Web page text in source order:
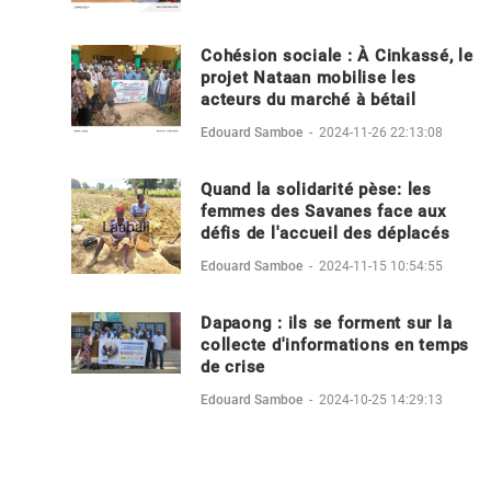
Cohésion sociale : À Cinkassé, le
projet Nataan mobilise les
acteurs du marché à bétail
Edouard Samboe - 2024-11-26 22:13:08
Quand la solidarité pèse: les
femmes des Savanes face aux
défis de l'accueil des déplacés
Edouard Samboe - 2024-11-15 10:54:55
Dapaong : ils se forment sur la
collecte d'informations en temps
de crise
Edouard Samboe - 2024-10-25 14:29:13